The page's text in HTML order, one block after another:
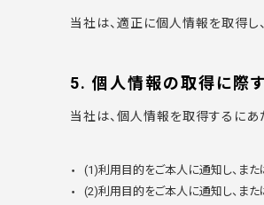
当社は、適正に個人情報を取得し
5. 個人情報の取得に際
当社は、個人情報を取得するにあ
(1)利用目的をご本人に通知し、ま
(2)利用目的をご本人に通知し、ま